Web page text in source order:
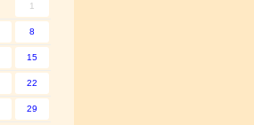
1
8
15
22
29